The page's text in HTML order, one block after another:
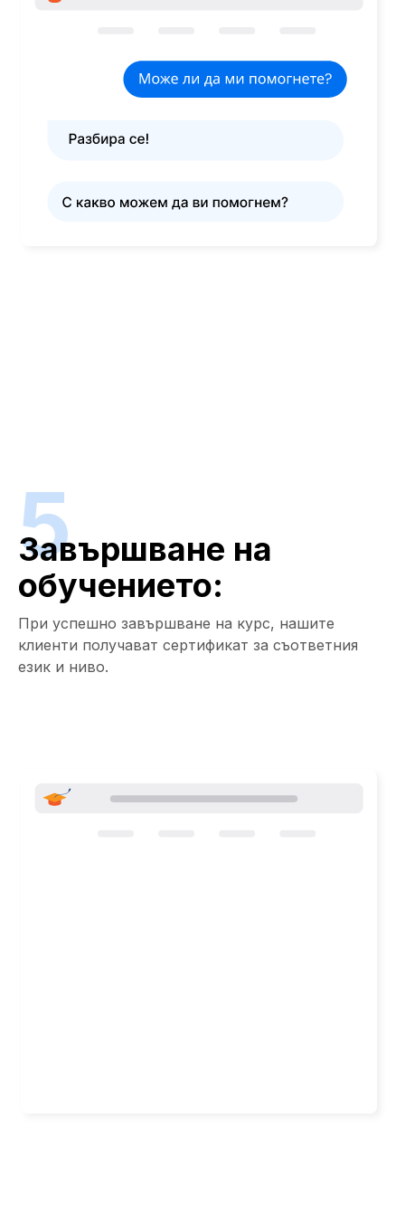
5
Завършване на
обучението:
При успешно завършване на курс, нашите
клиенти получават сертификат за съответния
език и ниво.